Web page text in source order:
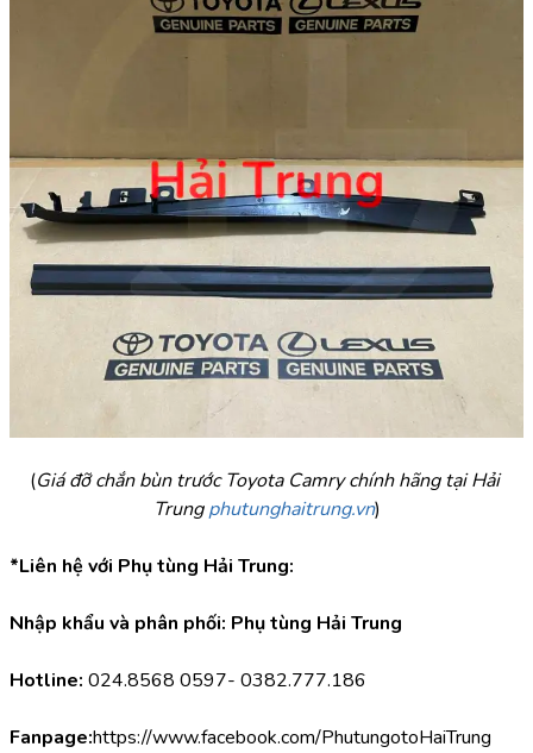
(Giá đỡ chắn bùn trước Toyota Camry chính hãng tại Hải
Trung phutunghaitrung.vn)
*Liên hệ với Phụ tùng Hải Trung:
Nhập khẩu và phân phối: Phụ tùng Hải Trung
Hotline: 024.8568 0597- 0382.777.186
Fanpage:https://www.facebook.com/PhutungotoHaiTrung